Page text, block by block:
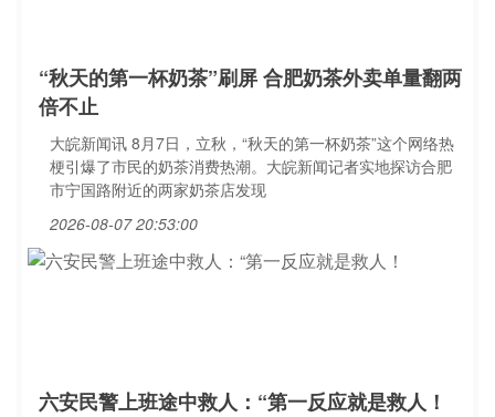
“秋天的第一杯奶茶”刷屏 合肥奶茶外卖单量翻两
倍不止
大皖新闻讯 8月7日，立秋，“秋天的第一杯奶茶”这个网络热
梗引爆了市民的奶茶消费热潮。大皖新闻记者实地探访合肥
市宁国路附近的两家奶茶店发现
2026-08-07 20:53:00
六安民警上班途中救人：“第一反应就是救人！